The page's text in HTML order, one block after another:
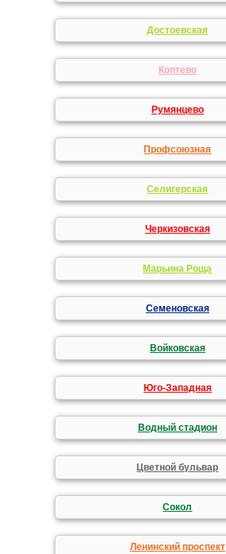
Достоевская
Коптево
Румянцево
Профсоюзная
Селигерская
Черкизовская
Марьина Роща
Семеновская
Войковская
Юго-Западная
Водный стадион
Цветной бульвар
Сокол
Ленинский проспект